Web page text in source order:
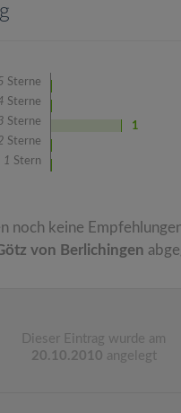
Sterne
Sterne
Sterne
1
Sterne
1 Stern
noch keine
von Berlichingen
Dieser Eintrag wurde am
20.10.2010 angelegt